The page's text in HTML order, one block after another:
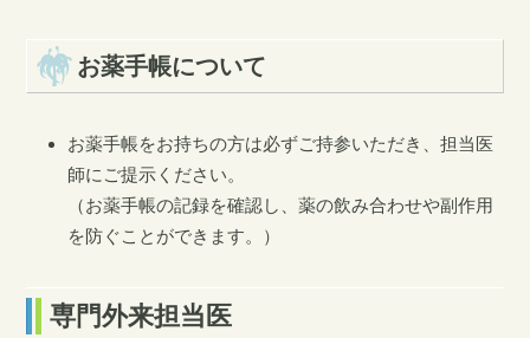
お薬手帳について
お薬手帳をお持ちの方は必ずご持参いただき、担当医
師にご提示ください。
（お薬手帳の記録を確認し、薬の飲み合わせや副作用
を防ぐことができます。）
専門外来担当医